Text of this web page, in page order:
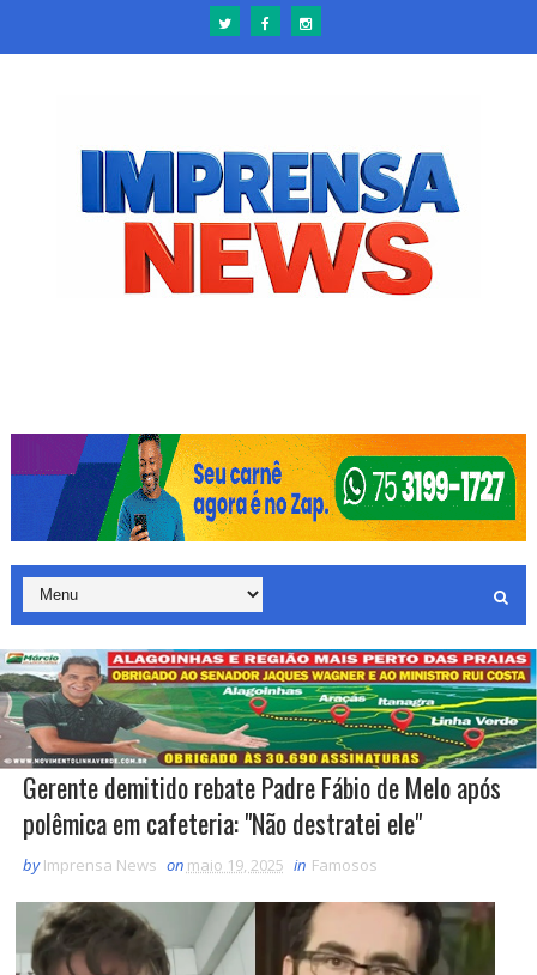
Gerente demitido rebate Padre Fábio de Melo após
polêmica em cafeteria: "Não destratei ele"
by Imprensa News on maio 19, 2025 in Famosos